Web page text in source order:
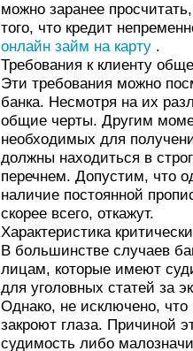
можно заранее
того, что кредит
онлайн займ на карту .
Требования к клиенту
Эти требования можно
банка. Несмотря на их
общие черты. Другим
необходимых для
должны находиться в
перечнем. Допустим, что
наличие постоянной
скорее всего, откажут.
Характеристика
В большинстве случаев
лицам, которые имеют
для уголовных статей за
Однако, не исключено, что
закроют глаза. Причиной
судимость либо